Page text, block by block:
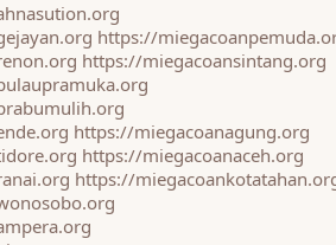
https://
https://miegacoansintang.org
https://miegacoanagung.org
https://miegacoanaceh.org
https://